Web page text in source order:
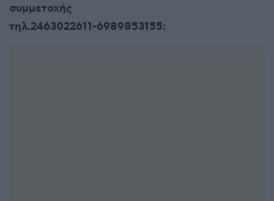
συμμετοχής
τηλ.2463022611-6989853155: